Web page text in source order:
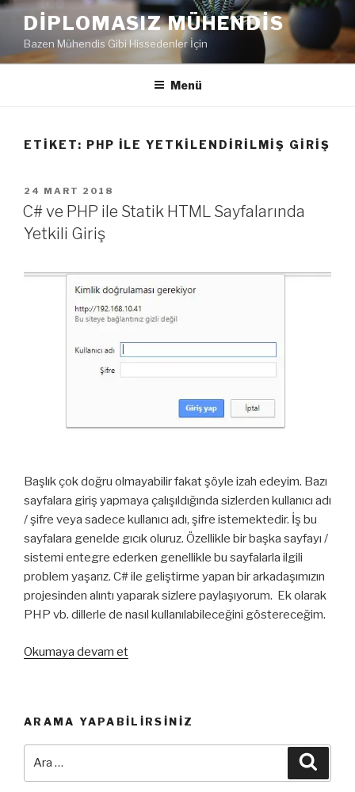
İçeriğe
DIPLOMASIZ MÜHENDIS
Bazen Mühendis Gibi Hissedenler İçin
Menü
ETIKET: PHP ILE YETKILENDIRILMIŞ GIRIŞ
YAYIM
TARIHI
24 MART 2018
C# ve PHP ile Statik HTML Sayfalarında
Yetkili Giriş
Başlık çok doğru olmayabilir fakat şöyle izah edeyim. Bazı
sayfalara giriş yapmaya çalışıldığında sizlerden kullanıcı adı
/ şifre veya sadece kullanıcı adı, şifre istemektedir. İş bu
sayfalara genelde gıcık oluruz. Özellikle bir başka sayfayı /
sistemi entegre ederken genellikle bu sayfalarla ilgili
problem yaşarız. C# ile geliştirme yapan bir arkadaşımızın
projesinden alıntı yaparak sizlere paylaşıyorum. Ek olarak
PHP vb. dillerle de nasıl kullanılabileceğini göstereceğim.
Okumaya devam et“C#
Statik
HTML
Yetkili
ARAMA YAPABILIRSINIZ